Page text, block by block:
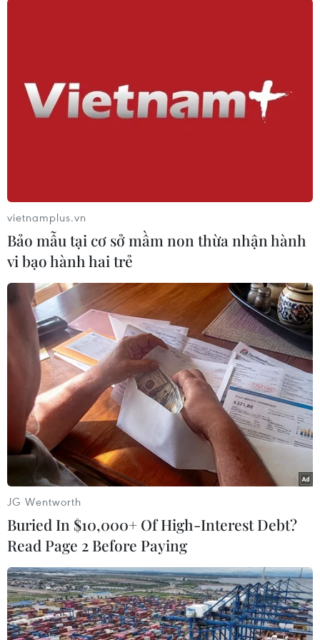
#Tìm việc tại Mỹ
Theo dõi VietnamPlus
TIN LIÊN QUAN
Báo cáo việc làm tại Mỹ tiếp sức cho
chứng khoán châu Á
04/04/2016 07:51
vietnamplus.vn
Bảo mẫu tại cơ sở mầm non thừa nhận hành
vi bạo hành hai trẻ
JG Wentworth
Buried In $10,000+ Of High-Interest Debt?
Read Page 2 Before Paying